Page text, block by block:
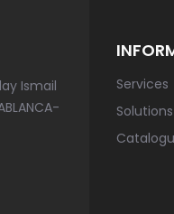
Ismail
Services
Solutions